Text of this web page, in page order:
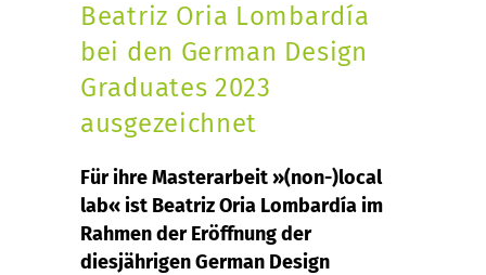
Beatriz Oria Lombardía
bei den German Design
Graduates 2023
ausgezeichnet
Für ihre Masterarbeit »(non-)local
lab« ist Beatriz Oria Lombardía im
Rahmen der Eröffnung der
diesjährigen German Design